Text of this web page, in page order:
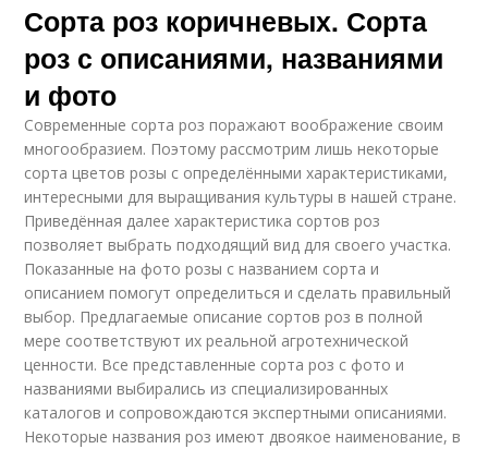
Сорта роз коричневых. Сорта
роз с описаниями, названиями
и фото
Современные сорта роз поражают воображение своим
многообразием. Поэтому рассмотрим лишь некоторые
сорта цветов розы с определёнными характеристиками,
интересными для выращивания культуры в нашей стране.
Приведённая далее характеристика сортов роз
позволяет выбрать подходящий вид для своего участка.
Показанные на фото розы с названием сорта и
описанием помогут определиться и сделать правильный
выбор. Предлагаемые описание сортов роз в полной
мере соответствуют их реальной агротехнической
ценности. Все представленные сорта роз с фото и
названиями выбирались из специализированных
каталогов и сопровождаются экспертными описаниями.
Некоторые названия роз имеют двоякое наименование, в